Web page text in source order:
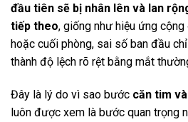
đầu tiên sẽ bị nhân lên và lan
tiếp theo, giống như hiệu ứng
hoặc cuối phòng, sai số ban đầu
thành độ lệch rõ rệt bằng mắt
Đây là lý do vì sao bước căn tim
luôn được xem là bước quan trọng